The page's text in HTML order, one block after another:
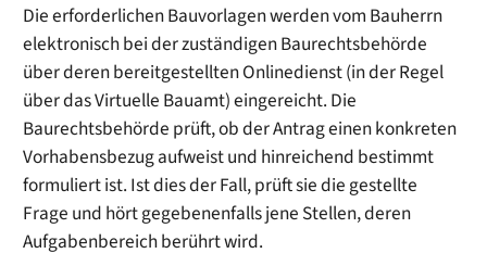
Die erforderlichen Bauvorlagen werden vom Bauherrn
elektronisch bei der zuständigen Baurechtsbehörde
über deren bereitgestellten Onlinedienst (in der Regel
über das Virtuelle Bauamt) eingereicht. Die
Baurechtsbehörde prüft, ob der Antrag einen konkreten
Vorhabensbezug aufweist und hinreichend bestimmt
formuliert ist. Ist dies der Fall, prüft sie die gestellte
Frage und hört gegebenenfalls jene Stellen, deren
Aufgabenbereich berührt wird.